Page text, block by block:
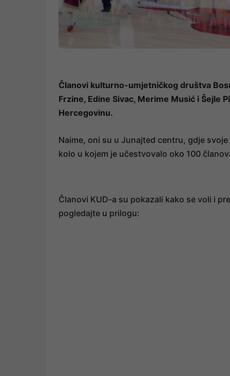
Članovi kulturno-umjetničkog društva
Frzine, Edine Sivac, Merime Musić i Šejle
Hercegovinu.
Naime, oni su u Junajted centru, gdje
kolo u kojem je učestvovalo oko 100
Članovi KUD-a su pokazali kako se voli i
pogledajte u prilogu: